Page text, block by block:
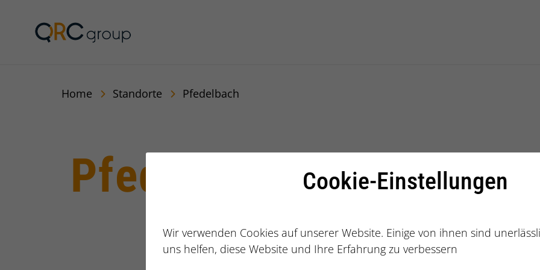
Home Standorte Pfedelbach
Pfedelbach Cookie-Einstellungen
Wir verwenden Cookies auf unserer Website. Einige von ihnen sind
uns helfen, diese Website und Ihre Erfahrung zu verbessern